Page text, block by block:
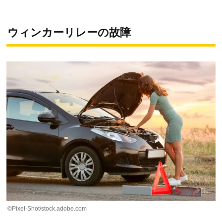
ウィンカーリレーの故障
©Pixel-Shot/stock.adobe.com